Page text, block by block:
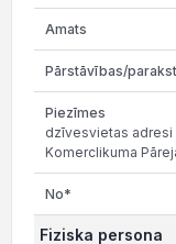
dzīvesvietas adresi
Komerclikuma
Fiziska persona